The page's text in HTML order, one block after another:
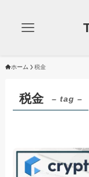
ホーム 税金
税金 – tag –